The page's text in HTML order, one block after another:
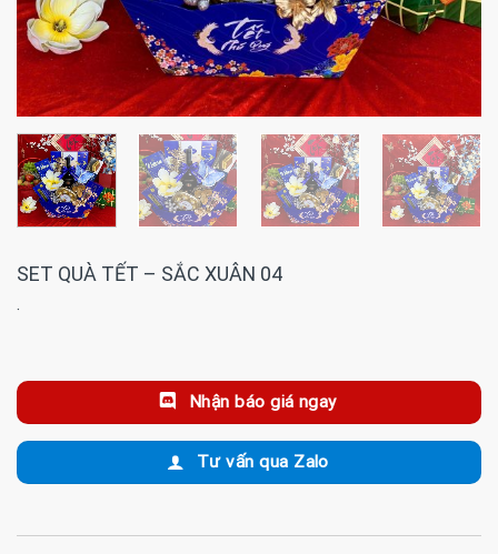
SET QUÀ TẾT – SẮC XUÂN 04
·
Nhận báo giá ngay
Tư vấn qua Zalo